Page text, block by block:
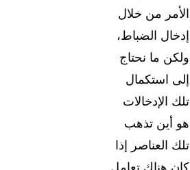
الأمر من خلال
إدخال الضباط،
ولكن ما نحتاج
إلى استكمال
تلك الإدخالات
هو أين تذهب
تلك العناصر إذا
كان هناك تعامل